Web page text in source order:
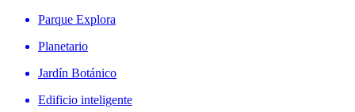
Parque Explora
Planetario
Jardín Botánico
Edificio inteligente